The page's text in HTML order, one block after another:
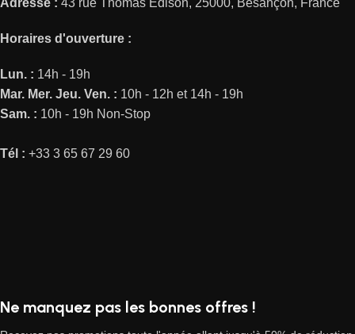
Horaires d'ouverture :
Lun. : 14h - 19h
Mar. Mer. Jeu. Ven. : 10h - 12h et 14h - 19h
Sam. : 10h - 19h Non-Stop
Tél : +33 3 65 67 29 60
Ne manquez pas les bonnes offres !